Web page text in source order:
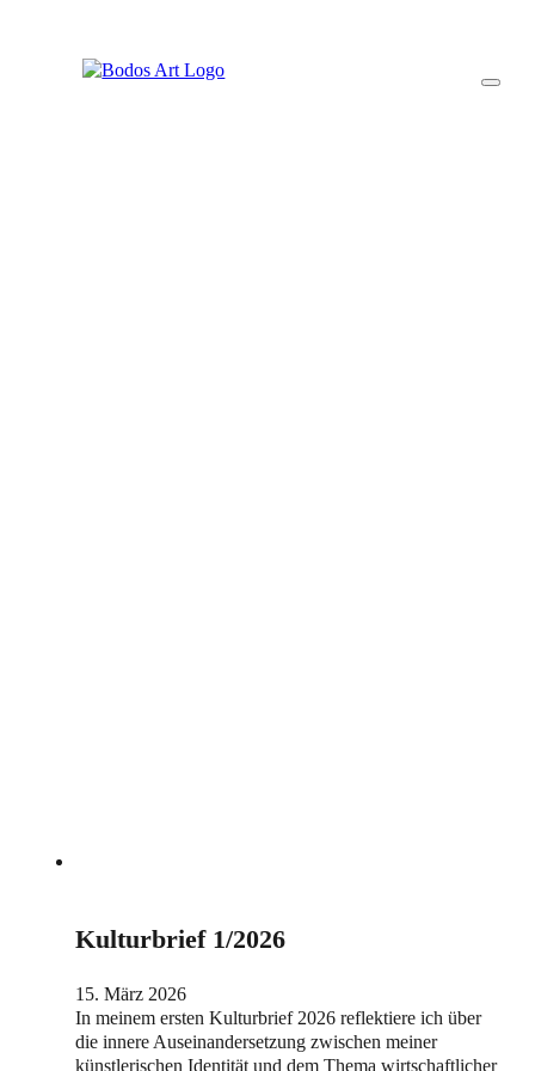
Kulturbrief 1/2026
15. März 2026
In meinem ersten Kulturbrief 2026 reflektiere ich über
die innere Auseinandersetzung zwischen meiner
künstlerischen Identität und dem Thema wirtschaftlicher